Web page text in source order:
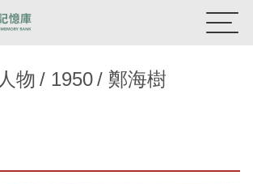
人物 1950 鄭海樹